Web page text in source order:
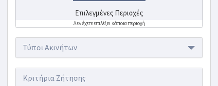
Επιλεγμένες Περιοχές
Δεν έχετε επιλέξει κάποια περιοχή
Τύποι Ακινήτων
Κριτήρια Ζήτησης